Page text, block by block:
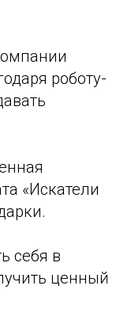
роботу-
«Искатели
себя в
ценный